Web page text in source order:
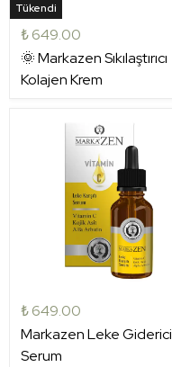
Tükendi
₺ 649.00
🌞 Markazen Sıkılaştırıcı
Kolajen Krem
₺ 649.00
Markazen Leke Giderici
Serum